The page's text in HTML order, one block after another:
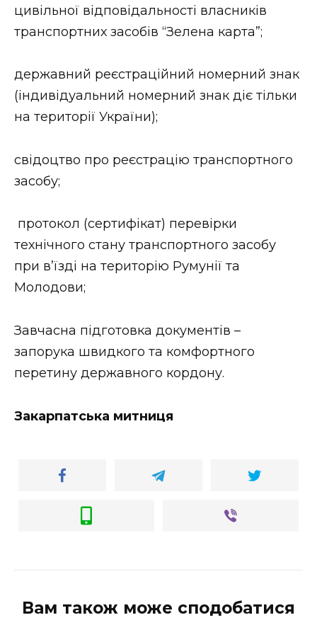
цивільної відповідальності власників
транспортних засобів “Зелена карта”;
державний реєстраційний номерний знак
(індивідуальний номерний знак діє тільки
на території України);
свідоцтво про реєстрацію транспортного
засобу;
протокол (сертифікат) перевірки
технічного стану транспортного засобу
при вʼїзді на територію Румунії та
Молодови;
Завчасна підготовка документів –
запорука швидкого та комфортного
перетину державного кордону.
Закарпатська митниця
Вам також може сподобатися